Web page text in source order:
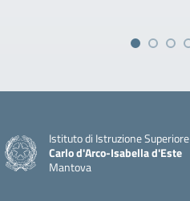
Istituto di Istruzione Superiore
Carlo d'Arco-Isabella d'Este
Mantova